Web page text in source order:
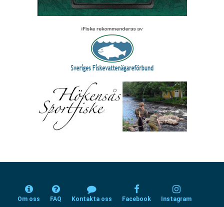
Om oss FAQ Kontakta oss Facebook Instagram